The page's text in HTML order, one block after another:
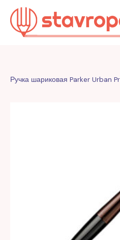
Перейти
содержимому
Ручка шариковая Parker Urban